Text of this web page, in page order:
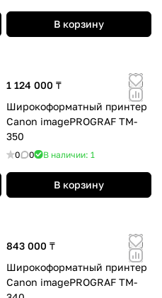
В корзину
1 124 000 ₸
Широкоформатный принтер
Canon imagePROGRAF TM-
350
0 0 В наличии: 1
В корзину
843 000 ₸
Широкоформатный принтер
Canon imagePROGRAF TM-